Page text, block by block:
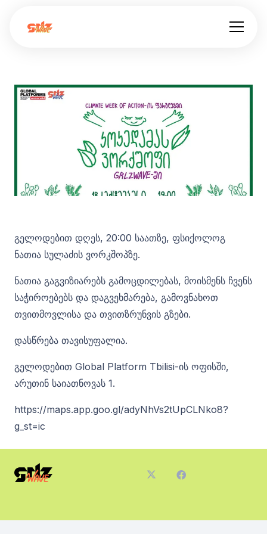
გელოდებით დღეს, 20:00 საათზე, ფსიქოლოგ
ნათია სულაძის ვორკშოპზე.
ნათია გაგვიზიარებს გამოცდილებას, მოისმენს ჩვენს
საჭიროებებს და დაგვეხმარება, გამოვნახოთ
თვითმოვლისა და თვითზრუნვის გზები.
დასწრება თავისუფალია.
გელოდებით Global Platform Tbilisi-ის ოფისში,
არუთინ საიათნოვას 1.
https://maps.app.goo.gl/adyNhVs2tUpCLNko8?
g_st=ic